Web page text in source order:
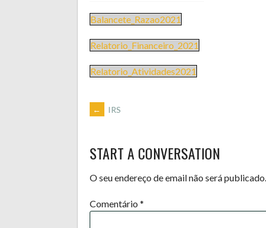
Balancete_Razao2021
Relatorio_Financeiro_2021
Relatorio_Atividades2021
POST
NAVIGATION
← IRS
START A CONVERSATION
O seu endereço de email não será publicado.
Comentário *